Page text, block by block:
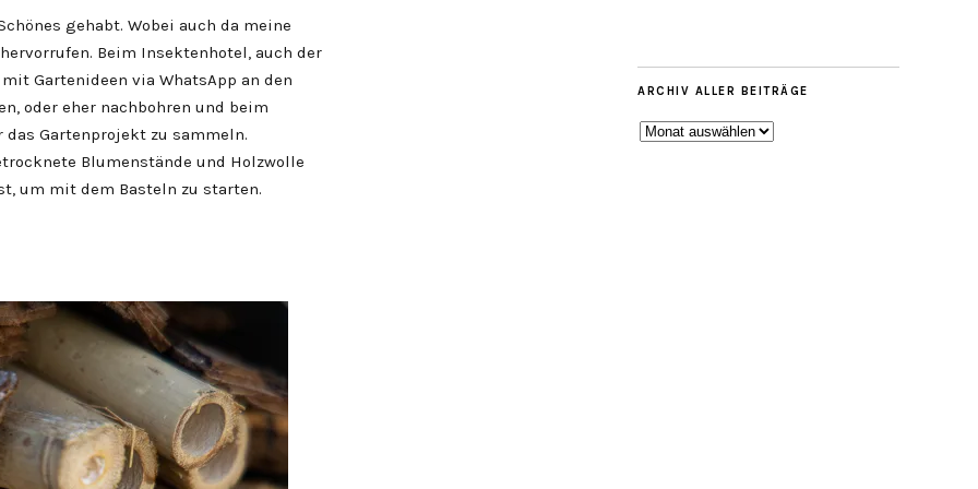
gehabt. Wobei auch da meine
Beim Insektenhotel, auch der
Gartenideen via WhatsApp an den
oder eher nachbohren und beim
Gartenprojekt zu sammeln.
Blumenstände und Holzwolle
um mit dem Basteln zu starten.
ARCHIV ALLER BEITRÄGE
ARCHIV